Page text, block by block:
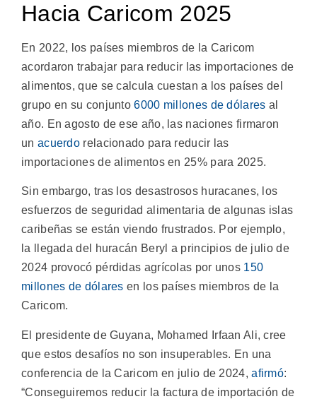
Hacia Caricom 2025
En 2022, los países miembros de la Caricom
acordaron trabajar para reducir las importaciones de
alimentos, que se calcula cuestan a los países del
grupo en su conjunto6000 millones de dólares al
año. En agosto de ese año, las naciones firmaron
un acuerdo relacionado para reducir las
importaciones de alimentos en 25% para 2025.
Sin embargo, tras los desastrosos huracanes, los
esfuerzos de seguridad alimentaria de algunas islas
caribeñas se están viendo frustrados. Por ejemplo,
la llegada del huracán Beryl a principios de julio de
2024 provocó pérdidas agrícolas por unos 150
millones de dólaresen los países miembros de la
Caricom.
El presidente de Guyana, Mohamed Irfaan Ali, cree
que estos desafíos no son insuperables. En una
conferencia de la Caricom en julio de 2024,afirmó:
“Conseguiremos reducir la factura de importación de